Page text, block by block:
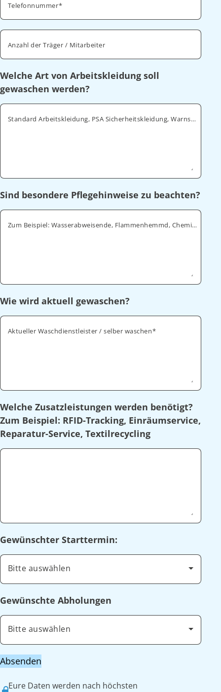
Telefonnummer
Anzahl der Träger / Mitarbeiter
Welche Art von Arbeitskleidung soll
gewaschen werden?
Standard Arbeitskleidung, PSA Sicherheitskleidung, Warnschutz, ESD
Sind besondere Pflegehinweise zu beachten?
Zum Beispiel: Wasserabweisende, Flammenhemmd, Chemikalienabweisende
Wie wird aktuell gewaschen?
Aktueller Waschdienstleister / selber waschen
Welche Zusatzleistungen werden benötigt?
Zum Beispiel: RFID-Tracking, Einräumservice,
Reparatur-Service, Textilrecycling
Gewünschter Starttermin:
Bitte auswählen
Gewünschte Abholungen
Bitte auswählen
Absenden
Eure Daten werden nach höchsten